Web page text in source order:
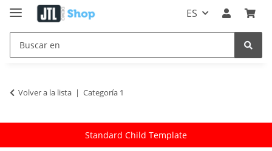
ES
Volver a la lista Categoría 1
Standard Child Template